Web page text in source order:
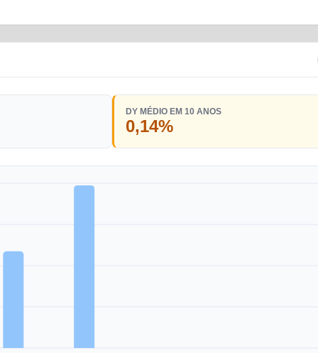
DY MÉDIO EM 10 ANOS
0,14%